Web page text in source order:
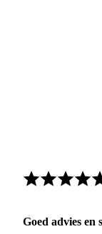
Goed advies en